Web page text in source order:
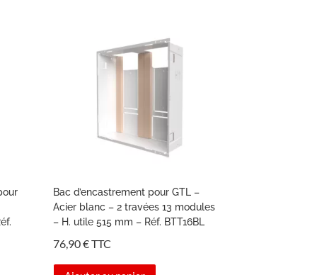
Bac d’encastrement pour GTL –
Acier blanc – 2 travées 13 modules
– H. utile 515 mm – Réf. BTT16BL
76,90€TTC